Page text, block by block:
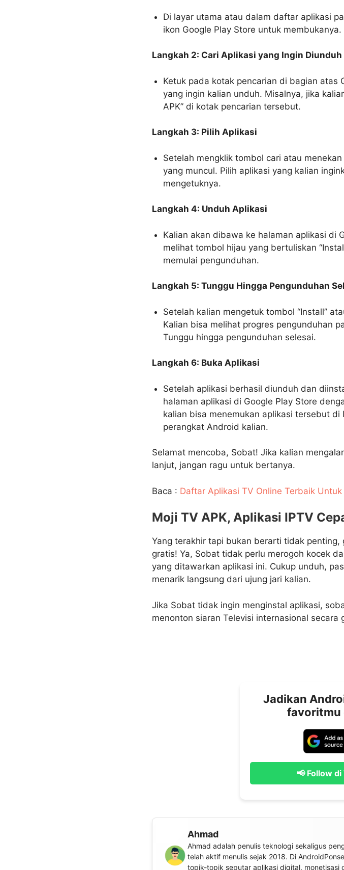
Di layar utama atau dalam daftar aplikasi
ikon Google Play Store untuk membukanya.
Langkah 2: Cari Aplikasi yang Ingin Diunduh
Ketuk pada kotak pencarian di bagian atas
yang ingin kalian unduh. Misalnya, jika
APK” di kotak pencarian tersebut.
Langkah 3: Pilih Aplikasi
Setelah mengklik tombol cari atau
yang muncul. Pilih aplikasi yang kalian
mengetuknya.
Langkah 4: Unduh Aplikasi
Kalian akan dibawa ke halaman aplikasi di
melihat tombol hijau yang bertuliskan
memulai pengunduhan.
Langkah 5: Tunggu Hingga Pengunduhan
Setelah kalian mengetuk tombol “Install”
Kalian bisa melihat progres pengunduhan
Tunggu hingga pengunduhan selesai.
Langkah 6: Buka Aplikasi
Setelah aplikasi berhasil diunduh dan
halaman aplikasi di Google Play Store
kalian bisa menemukan aplikasi tersebut
perangkat Android kalian.
Selamat mencoba, Sobat! Jika kalian
lanjut, jangan ragu untuk bertanya.
Baca : Daftar Aplikasi TV Online Terbaik
Moji TV APK, Aplikasi IPTV
Yang terakhir tapi bukan berarti tidak penting,
gratis! Ya, Sobat tidak perlu merogoh kocek
yang ditawarkan aplikasi ini. Cukup unduh,
menarik langsung dari ujung jari kalian.
Jika Sobat tidak ingin menginstal aplikasi,
menonton siaran Televisi internasional
Jadikan
favoritmu
📢 Follow
Ahmad
Ahmad adalah penulis teknologi sekaligus
telah aktif menulis sejak 2018. Di
topik-topik seputar aplikasi digital, monetisasi